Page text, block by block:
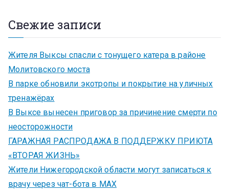
Свежие записи
Жителя Выксы спасли с тонущего катера в районе
Молитовского моста
В парке обновили экотропы и покрытие на уличных
тренажёрах
В Выксе вынесен приговор за причинение смерти по
неосторожности
ГАРАЖНАЯ РАСПРОДАЖА В ПОДДЕРЖКУ ПРИЮТА
«ВТОРАЯ ЖИЗНЬ»
Жители Нижегородской области могут записаться к
врачу через чат-бота в MAX